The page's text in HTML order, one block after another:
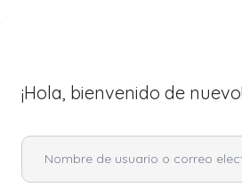
¡Hola, bienvenido de nuevo!